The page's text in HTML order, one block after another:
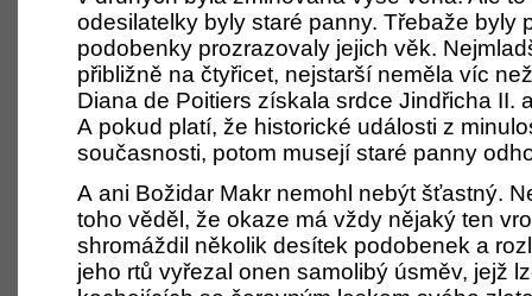
odesilatelky byly staré panny. Třebaže byly
podobenky prozrazovaly jejich věk.
přibližně na čtyřicet, nejstarší neměla víc
Diana de Poitiers získala srdce Jindřicha II.
A pokud platí, že historické události z
současnosti, potom musejí staré panny
A ani Božidar Makr nemohl nebýt šťastný.
toho věděl, že okaze má vždy nějaký ten
shromáždil několik desítek podobenek a
jeho rtů vyřezal onen samolibý úsměv, jejž